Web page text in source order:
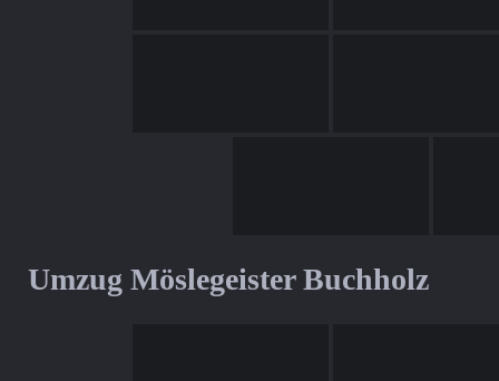
Umzug Möslegeister Buchholz